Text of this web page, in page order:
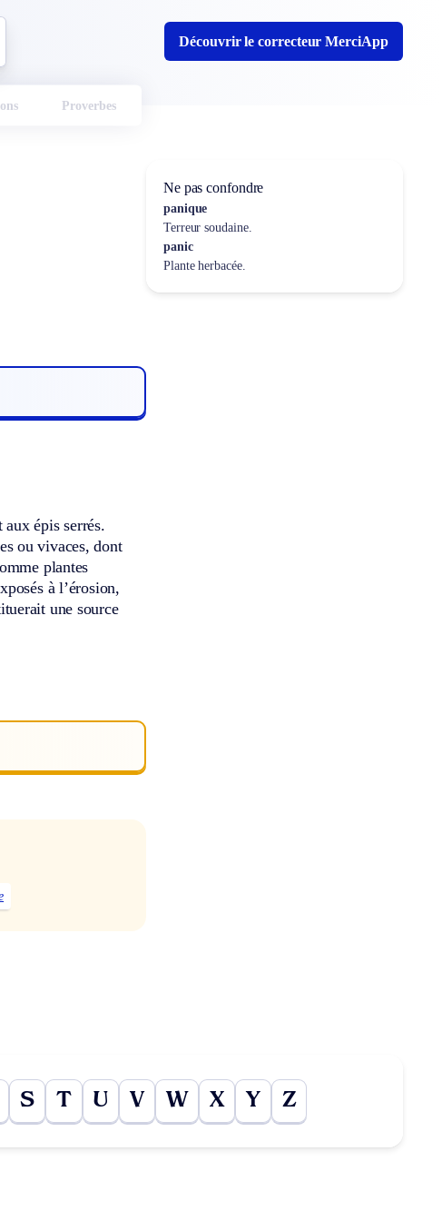
Découvrir le correcteur MerciApp
Proverbes
épis serrés.
ou vivaces, dont
plantes
à l’érosion,
une source
Ne pas confondre
panique
Terreur soudaine.
panic
Plante herbacée.
S T U V W X Y Z